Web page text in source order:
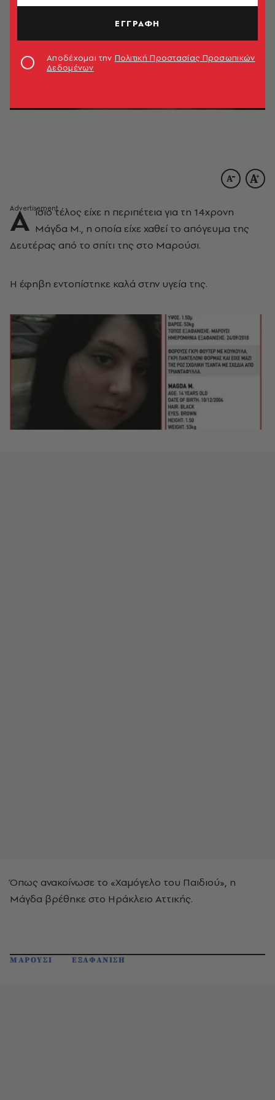
Α ίσιο τέλος είχε η περιπέτεια για τη 14χρονη
Μάγδα Μ., η οποία είχε χαθεί το απόγευμα της
Δευτέρας από το σπίτι της στο Μαρούσι.
Η έφηβη εντοπίστηκε καλά στην υγεία της.
Όπως ανακοίνωσε το «Χαμόγελο του Παιδιού», η
Μάγδα βρέθηκε στο Ηράκλειο Αττικής.
ΜΑΡΟΥΣΙ ΕΞΑΦΑΝΙΣΗ
ΕΓΓΡΑΦΗ
Αποδέχομαι την Πολιτική Προστασίας Προσωπικών
Δεδομένων